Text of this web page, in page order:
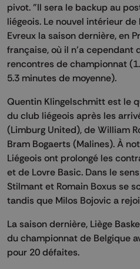
pivot. "Il sera le backup au
liégeois. Le nouvel intérieur
Evreux la saison dernière, en
française, où il n'a cependant
rencontres de championnat
5.3 minutes de moyenne).
Quentin Klingelschmitt est le
du club liégeois après les
(Limburg United), de William
Bram Bogaerts (Malines). À
Liégeois ont prolongé les
et de Lovre Basic. Dans le
Stilmant et Romain Boxus se
tandis que Milos Bojovic a
La saison dernière, Liège
du championnat de Belgique
pour 20 défaites.